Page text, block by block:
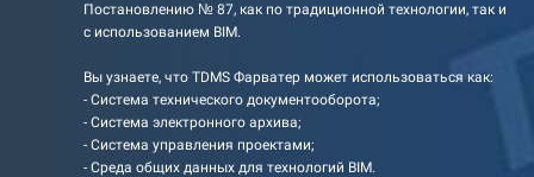
Постановлению № 87, как по традиционной технологии, так и
с использованием BIM.
Вы узнаете, что TDMS Фарватер может использоваться как:
- Система технического документооборота;
- Система электронного архива;
- Система управления проектами;
- Среда общих данных для технологий BIM.